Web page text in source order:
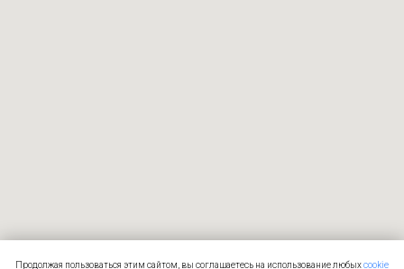
Продолжая пользоваться этим сайтом, вы соглашаетесь на использование любыхcookie